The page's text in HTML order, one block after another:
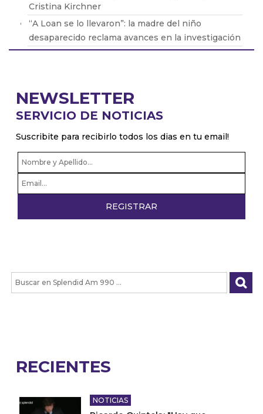
Cristina Kirchner
“A Loan se lo llevaron”: la madre del niño
desaparecido reclama avances en la investigación
planificar qué país querés"
Nicolás "El Americano" Soria rompe el silencio:
NEWSLETTER
SERVICIO DE NOTICIAS
Suscribite para recibirlo todos los dias en tu email!
RECIENTES
NOTICIAS